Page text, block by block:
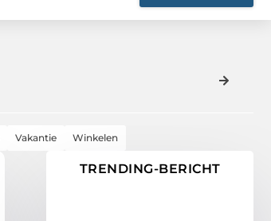
Vakantie Winkelen
TRENDING-BERICHT